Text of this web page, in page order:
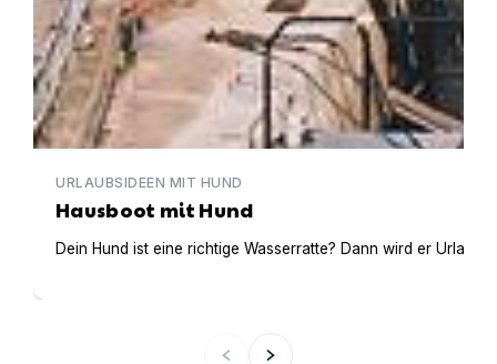
URLAUBSIDEEN MIT HUND
Hausboot mit Hund
Dein Hund ist eine richtige Wasserratte? Dann wird er